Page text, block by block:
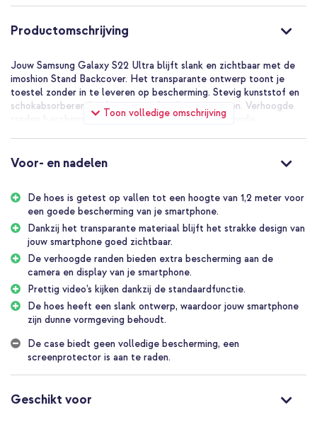
Productomschrijving
Toon volledige omschrijving
Jouw Samsung Galaxy S22 Ultra blijft slank en zichtbaar met de
imoshion Stand Backcover. Het transparante ontwerp toont je
toestel zonder in te leveren op bescherming. Stevig kunststof en
schokabsorberende siliconen randen dempen stoten. Verhoogde
randen beschermen camera en scherm. De ingebouwde
standaard als duidelijke pluspunten.
Stand Backcover:
Beschermt je telefoon bij dagelijkse stoten dankzij stevig
kunststof en schokdempende randen
Transparant materiaal laat het strakke ontwerp van je Galaxy
zichtbaar blijven
Verhoogde randen beschermen camera en display tegen krassen
bij neerleggen
Uitklapbare standaard biedt stabiele handsfree kijkervaring
tijdens video's en multitasken
Slank ontwerp behoudt de dunne vormgeving en voegt
Voor- en nadelen
De hoes is getest op vallen tot een hoogte van 1,2 meter voor
een goede bescherming van je smartphone.
Dankzij het transparante materiaal blijft het strakke design van
jouw smartphone goed zichtbaar.
De verhoogde randen bieden extra bescherming aan de
camera en display van je smartphone.
Prettig video’s kijken dankzij de standaardfunctie.
De hoes heeft een slank ontwerp, waardoor jouw smartphone
zijn dunne vormgeving behoudt.
De case biedt geen volledige bescherming, een
screenprotector is aan te raden.
Geschikt voor